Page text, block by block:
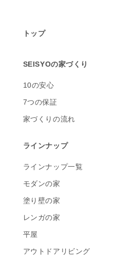
トップ
SEISYOの家づくり
10の安心
7つの保証
家づくりの流れ
ラインナップ
ラインナップ一覧
モダンの家
塗り壁の家
レンガの家
平屋
アウトドアリビング